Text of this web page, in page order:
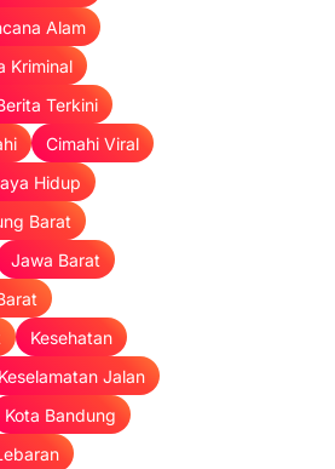
Alam
Kriminal
Terkini
Cimahi Viral
Hidup
Barat
Jawa Barat
Kesehatan
Keselamatan Jalan
Kota Bandung